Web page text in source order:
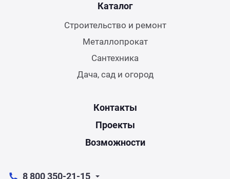
Каталог
Строительство и ремонт
Металлопрокат
Сантехника
Дача, сад и огород
Контакты
Проекты
Возможности
8 800 350-21-15